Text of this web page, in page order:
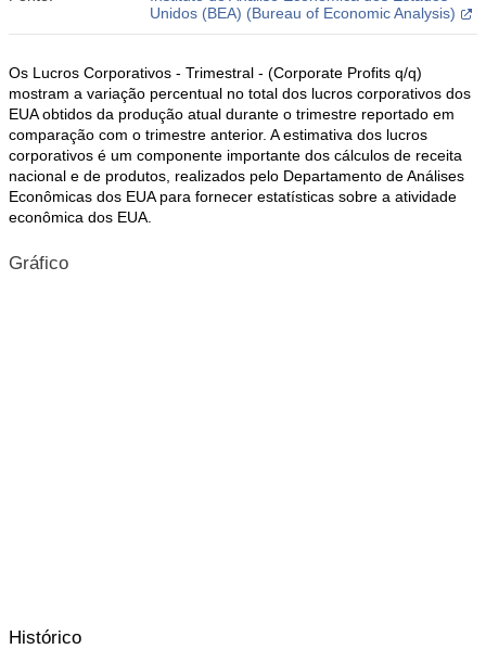
Unidos (BEA) (Bureau of Economic Analysis)
Os Lucros Corporativos - Trimestral - (Corporate Profits q/q)
mostram a variação percentual no total dos lucros corporativos dos
EUA obtidos da produção atual durante o trimestre reportado em
comparação com o trimestre anterior. A estimativa dos lucros
corporativos é um componente importante dos cálculos de receita
nacional e de produtos, realizados pelo Departamento de Análises
Econômicas dos EUA para fornecer estatísticas sobre a atividade
econômica dos EUA.
Gráfico
Histórico